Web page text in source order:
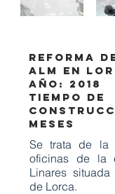
Reforma
ALM en
Año: 2018
Tiempo de
meses
Se trata de la
oficinas de la
Linares
de Lorca.